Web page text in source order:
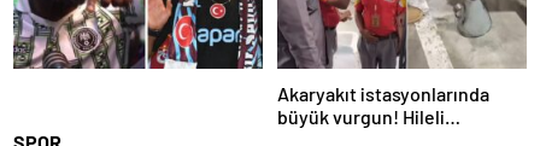
Akaryakıt istasyonlarında
büyük vurgun! Hileli